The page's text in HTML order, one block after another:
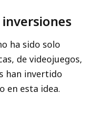
ha sido solo
de videojuegos,
han invertido
en esta idea.